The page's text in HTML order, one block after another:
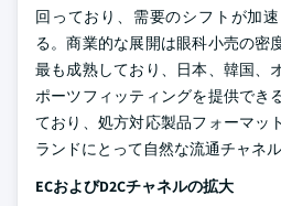
回っており、需要のシフトが加
る。商業的な展開は眼科小売の密
最も成熟しており、日本、韓国、
ポーツフィッティングを提供でき
ており、処方対応製品フォーマッ
ランドにとって自然な流通チャネ
ECおよびD2Cチャネルの拡大